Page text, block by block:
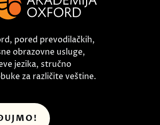
pored prevodilačkih,
obrazovne usluge,
jezika, stručno
za različite veštine.